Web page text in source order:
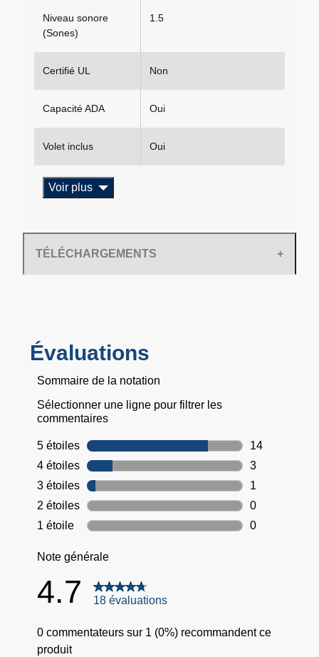
Niveau sonore
(Sones)
1.5
Certifié UL Non
Capacité ADA Oui
Volet inclus Oui
Voir plus
TÉLÉCHARGEMENTS